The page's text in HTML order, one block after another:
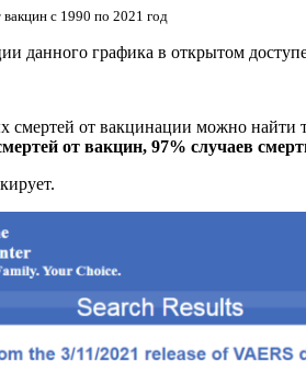
с 1990 по 2021 год
данного графика в открытом
смертей от вакцинации можно найти
от вакцин, 97% случаев